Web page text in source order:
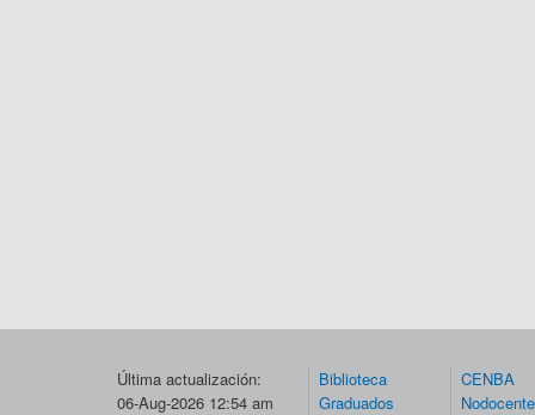
Última actualización:
06-Aug-2026 12:54 am
Biblioteca
Graduados
CENBA